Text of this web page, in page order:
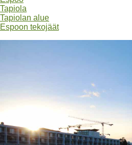
Tapiola
Tapiolan alue
Espoon tekojäät